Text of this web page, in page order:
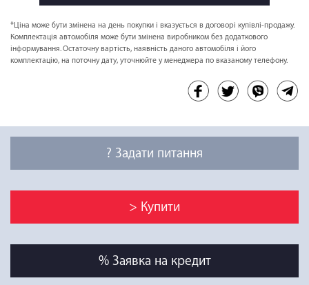
*Ціна може бути змінена на день покупки і вказується в договорі купівлі-продажу.
Комплектація автомобіля може бути змінена виробником без додаткового
інформування. Остаточну вартість, наявність даного автомобіля і його
комплектацію, на поточну дату, уточнюйте у менеджера по вказаному телефону.
? Задати питання
> Купити
% Заявка на кредит